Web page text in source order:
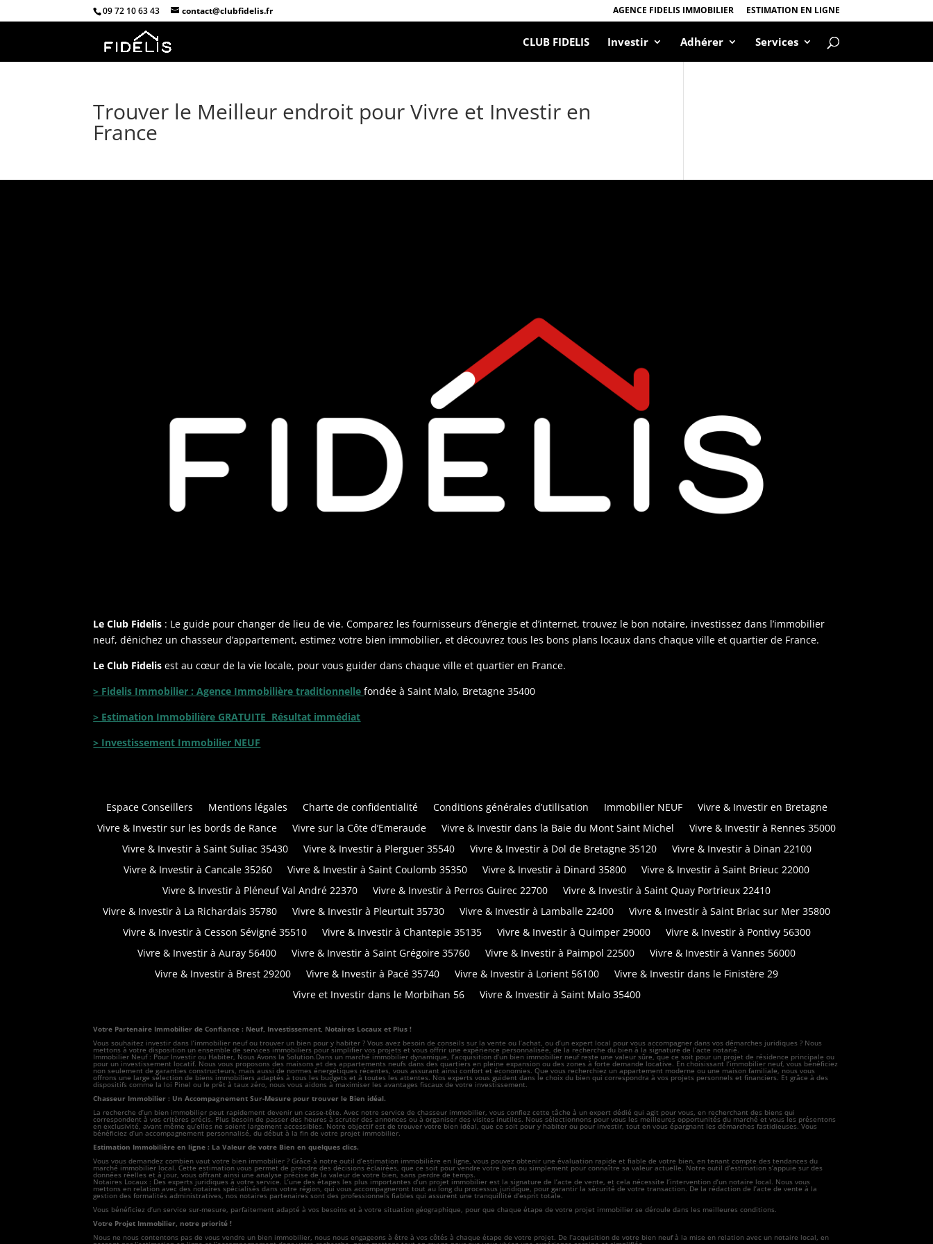
09 72 10 63 43 contact@clubfidelis.fr AGENCE FIDELIS IMMOBILIER ESTIMATION EN LIGNE
CLUB FIDELIS Investir Adhérer Services
Trouver le Meilleur endroit pour Vivre et Investir en
France
Le Club Fidelis : Le guide pour changer de lieu de vie. Comparez les fournisseurs d’énergie et d’internet, trouvez le bon notaire, investissez dans l’immobilier
neuf, dénichez un chasseur d’appartement, estimez votre bien immobilier, et découvrez tous les bons plans locaux dans chaque ville et quartier de France.
Le Club Fidelis est au cœur de la vie locale, pour vous guider dans chaque ville et quartier en France.
> Fidelis Immobilier : Agence Immobilière traditionnellefondée à Saint Malo, Bretagne 35400
> Estimation Immobilière GRATUITE Résultat immédiat
> Investissement Immobilier NEUF
Espace Conseillers Mentions légales Charte de confidentialité Conditions générales d’utilisation Immobilier NEUF
Vivre & Investir en Bretagne
Vivre & Investir sur les bords de Rance
Vivre sur la Côte d’Emeraude Vivre & Investir dans la Baie du Mont Saint Michel
Vivre & Investir à Rennes 35000
Vivre & Investir à Saint Suliac 35430
Vivre & Investir à Plerguer 35540 Vivre & Investir à Dol de Bretagne 35120
Vivre & Investir à Dinan 22100
Vivre & Investir à Cancale 35260
Vivre & Investir à Saint Coulomb 35350 Vivre & Investir à Dinard 35800
Vivre & Investir à Saint Brieuc 22000
Vivre & Investir à Pléneuf Val André 22370
Vivre & Investir à Perros Guirec 22700
Vivre & Investir à Saint Quay Portrieux 22410
Vivre & Investir à La Richardais 35780
Vivre & Investir à Pleurtuit 35730 Vivre & Investir à Lamballe 22400
Vivre & Investir à Saint Briac sur Mer 35800
Vivre & Investir à Cesson Sévigné 35510
Vivre & Investir à Chantepie 35135 Vivre & Investir à Quimper 29000
Vivre & Investir à Pontivy 56300
Vivre & Investir à Auray 56400
Vivre & Investir à Saint Grégoire 35760 Vivre & Investir à Paimpol 22500
Vivre & Investir à Vannes 56000
Vivre & Investir à Brest 29200
Vivre & Investir à Pacé 35740 Vivre & Investir à Lorient 56100
Vivre & Investir dans le Finistère 29
Vivre et Investir dans le Morbihan 56
Vivre & Investir à Saint Malo 35400
Votre Partenaire Immobilier de Confiance : Neuf, Investissement, Notaires Locaux et Plus !
Vous souhaitez investir dans l’immobilier neuf ou trouver un bien pour y habiter ? Vous avez besoin de conseils sur la vente ou l’achat, ou d’un expert local pour vous accompagner dans vos démarches juridiques ? Nous
mettons à votre disposition un ensemble de services immobiliers pour simplifier vos projets et vous offrir une expérience personnalisée, de la recherche du bien à la signature de l’acte notarié.
Immobilier Neuf : Pour Investir ou Habiter, Nous Avons la Solution.Dans un marché immobilier dynamique, l’acquisition d’un bien immobilier neuf reste une valeur sûre, que ce soit pour un projet de résidence principale ou
pour un investissement locatif. Nous vous proposons des maisons et des appartements neufs dans des quartiers en pleine expansion ou des zones à forte demande locative. En choisissant l’immobilier neuf, vous bénéficiez
non seulement de garanties constructeurs, mais aussi de normes énergétiques récentes, vous assurant ainsi confort et économies. Que vous recherchiez un appartement moderne ou une maison familiale, nous vous
offrons une large sélection de biens immobiliers adaptés à tous les budgets et à toutes les attentes. Nos experts vous guident dans le choix du bien qui correspondra à vos projets personnels et financiers. Et grâce à des
dispositifs comme la loi Pinel ou le prêt à taux zéro, nous vous aidons à maximiser les avantages fiscaux de votre investissement.
Chasseur Immobilier : Un Accompagnement Sur-Mesure pour trouver le Bien idéal.
La recherche d’un bien immobilier peut rapidement devenir un casse-tête. Avec notre service de chasseur immobilier, vous confiez cette tâche à un expert dédié qui agit pour vous, en recherchant des biens qui
correspondent à vos critères précis. Plus besoin de passer des heures à scruter des annonces ou à organiser des visites inutiles. Nous sélectionnons pour vous les meilleures opportunités du marché et vous les présentons
en exclusivité, avant même qu’elles ne soient largement accessibles. Notre objectif est de trouver votre bien idéal, que ce soit pour y habiter ou pour investir, tout en vous épargnant les démarches fastidieuses. Vous
bénéficiez d’un accompagnement personnalisé, du début à la fin de votre projet immobilier.
Estimation Immobilière en ligne : La Valeur de votre Bien en quelques clics.
Vous vous demandez combien vaut votre bien immobilier ? Grâce à notre outil d’estimation immobilière en ligne, vous pouvez obtenir une évaluation rapide et fiable de votre bien, en tenant compte des tendances du
marché immobilier local. Cette estimation vous permet de prendre des décisions éclairées, que ce soit pour vendre votre bien ou simplement pour connaître sa valeur actuelle. Notre outil d’estimation s’appuie sur des
données réelles et à jour, vous offrant ainsi une analyse précise de la valeur de votre bien, sans perdre de temps.
Notaires Locaux : Des experts juridiques à votre service. L’une des étapes les plus importantes d’un projet immobilier est la signature de l’acte de vente, et cela nécessite l’intervention d’un notaire local. Nous vous
mettons en relation avec des notaires spécialisés dans votre région, qui vous accompagneront tout au long du processus juridique, pour garantir la sécurité de votre transaction. De la rédaction de l’acte de vente à la
gestion des formalités administratives, nos notaires partenaires sont des professionnels fiables qui assurent une tranquillité d’esprit totale.
Vous bénéficiez d’un service sur-mesure, parfaitement adapté à vos besoins et à votre situation géographique, pour que chaque étape de votre projet immobilier se déroule dans les meilleures conditions.
Votre Projet Immobilier, notre priorité !
Nous ne nous contentons pas de vous vendre un bien immobilier, nous nous engageons à être à vos côtés à chaque étape de votre projet. De l’acquisition de votre bien neuf à la mise en relation avec un notaire local, en